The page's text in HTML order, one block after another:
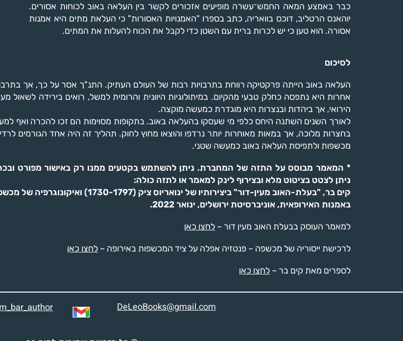
כבר באמצע המאה החמש־עשרה מופיעים אזכורים לקשר בין העלאה באוב לכוחות אסורים.
יוהאנס הרטליב, דוכס בוואריה, כתב בספרו "האמנויות האסורות" כי העלאת מתים היא אמנות
אסורה. הוא טען כי יש לכרות ברית עם השטן כדי לקבל את הכוח להעלות את המתים.
לסיכום
העלאה באוב הייתה פרקטיקה רווחת בתרבויות רבות של העולם העתיק. התנ"ך אסר על כך, אך
אחרות היא נתפסה כחלק טבעי מהקיום. במיתולוגיות היוונית והרומית למשל, רואים בירידה לשאול
הירואי, אך ביהדות ובנצרות היא מוגדרת כמעשה מוקצה.
לאורך השנים השתנה היחס כלפי מי שעסקו בהעלאה באוב. בתקופות מסוימות הם זכו להכרה ואף
בחצרות מלוכה, אך במאות מאוחרות יותר נרדפו והוצאו מחוץ לחוק. תהליך זה היה אחד הגורמים
מכשפות ולתפיסת העלאה באוב כמעשה שטני.
* המאמר מבוסס על התזה של המחברת. ניתן להשתמש בקטעים ממנו רק באישור מפורט
ניתן לצטט בציטוט מלא ובצירוף לינק למאמר או לתזה כולה:
קים בר, "בעלת-האוב מעין-דור" ביצירותיו של ינואריוס ציק (1730-1797)
באמנות האירופאית, אוניברסיטת ירושלים, ינואר 2022.
למאמר העוסק בבעלת האוב מעין דור – לחצו כאן
לרכישת ייסוריה של מכשפה – פנטזיה אפלה על ציד המכשפות באירופה – לחצו כאן
לספרים מאת קים בר – לחצו כאן
DeLeoBooks@gmail.com